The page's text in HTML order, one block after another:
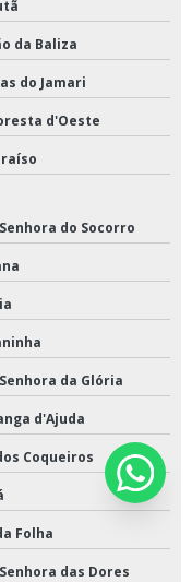
da Baliza
do Jamari
d'Oeste
do Socorro
da Glória
d'Ajuda
Coqueiros
Folha
das Dores